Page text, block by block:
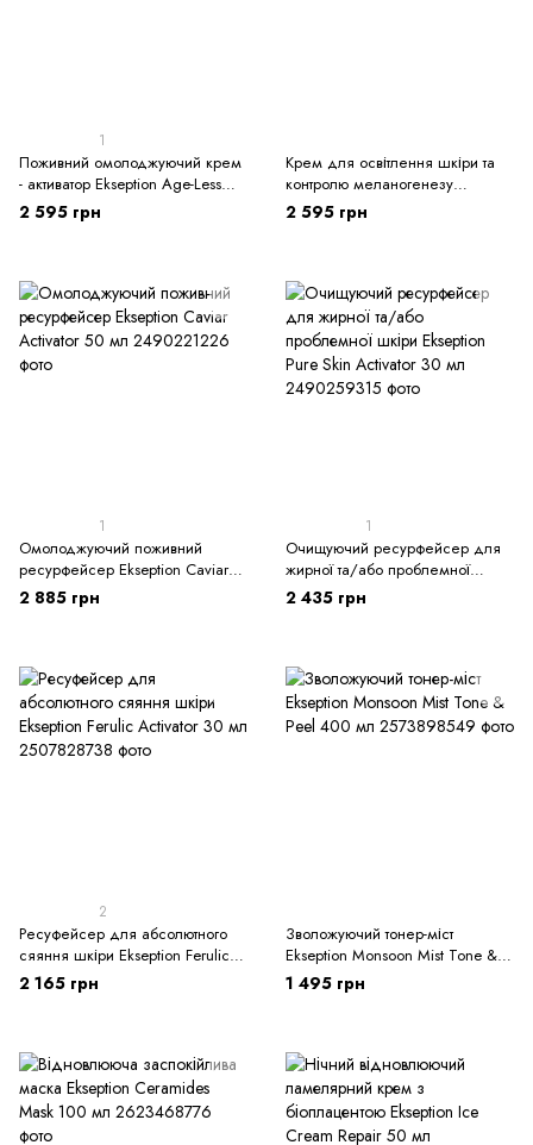
1
Поживний омолоджуючий крем
- активатор Ekseption Age-Less
Cocoon 50 мл
2 595 грн
Крем для освітлення шкіри та
контролю меланогенезу
Ekseption White - Up Sorbet 50
2 595 грн
1
Омолоджуючий поживний
ресурфейсер Ekseption Caviar
Activator 50 мл
2 885 грн
1
Очищуючий ресурфейсер для
жирної та/або проблемної
шкіри Ekseption Pure Skin
Activator 30 мл
2 435 грн
2
Ресуфейсер для абсолютного
сяяння шкіри Ekseption Ferulic
Activator 30 мл
2 165 грн
Зволожуючий тонер-міст
Ekseption Monsoon Mist Tone &
Peel 400 мл
1 495 грн